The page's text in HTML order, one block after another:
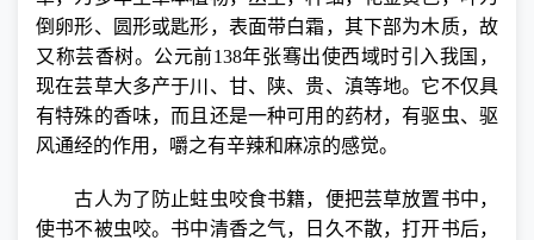
倒卵形、圆形或匙形，表面带白霜，其下部为木质，故
又称芸香树。公元前138年张骞出使西域时引入我国，
现在芸草大多产于川、甘、陕、贵、滇等地。它不仅具
有特殊的香味，而且还是一种可用的药材，有驱虫、驱
风通经的作用，嚼之有辛辣和麻凉的感觉。
古人为了防止蛀虫咬食书籍，便把芸草放置书中，
使书不被虫咬。书中清香之气，日久不散，打开书后，